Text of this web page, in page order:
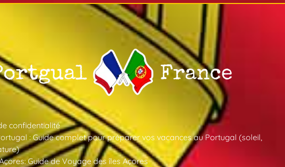
confidentialité
: Guide complet pour préparer vos vacances au Portugal (soleil,
Guide de Voyage des îles Açores